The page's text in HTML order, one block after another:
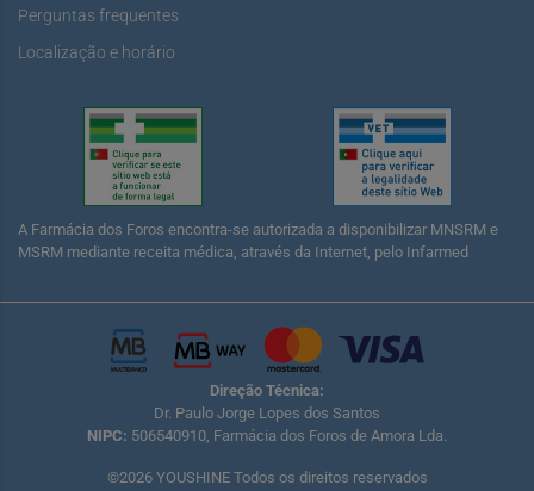
Perguntas frequentes
Localização e horário
A Farmácia dos Foros encontra-se autorizada a disponibilizar MNSRM e
MSRM mediante receita médica, através da Internet, pelo Infarmed
Direção Técnica:
Dr. Paulo Jorge Lopes dos Santos
NIPC: 506540910, Farmácia dos Foros de Amora Lda.
©2026 YOUSHINE Todos os direitos reservados